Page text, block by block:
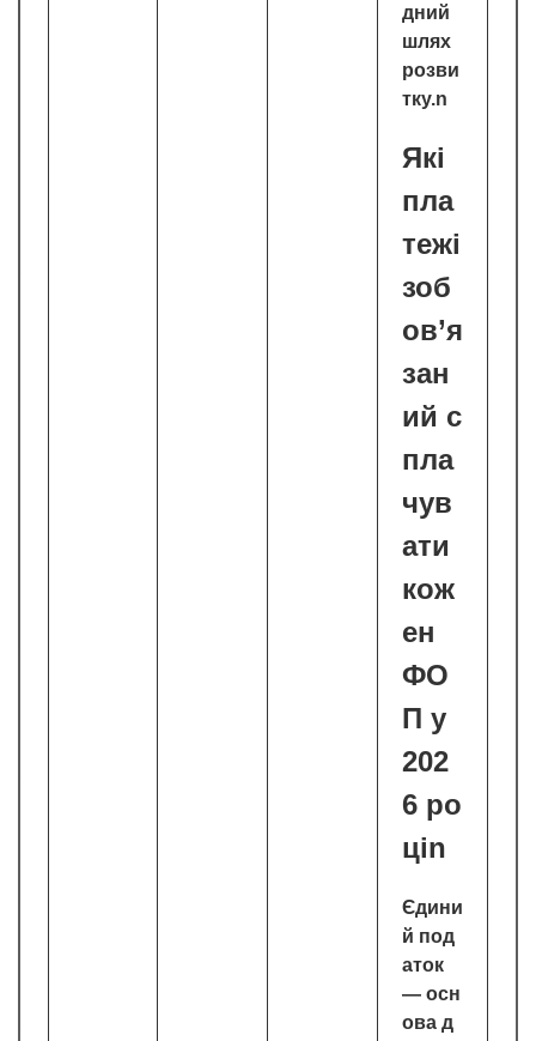
дний
шлях
розви
тку.n
Які
пла
тежі
зоб
ов’я
зан
ий с
пла
чув
ати
кож
ен
ФО
П у
202
6 ро
ціn
Єдини
й под
аток
— осн
ова д